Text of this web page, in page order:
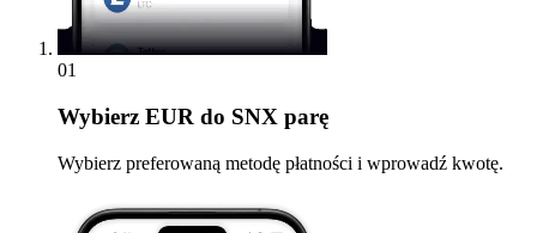
01
Wybierz EUR do SNX parę
Wybierz preferowaną metodę płatności i wprowadź kwotę.